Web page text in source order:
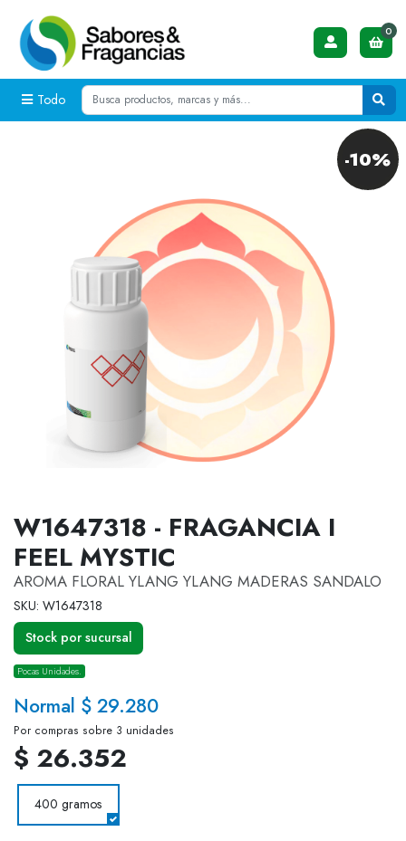
Todo
0
-10%
W1647318 - FRAGANCIA I
FEEL MYSTIC
AROMA FLORAL YLANG YLANG MADERAS SANDALO
SKU: W1647318
Stock por sucursal
Pocas Unidades.
Normal $ 29.280
Por compras sobre 3 unidades
$ 26.352
400 gramos